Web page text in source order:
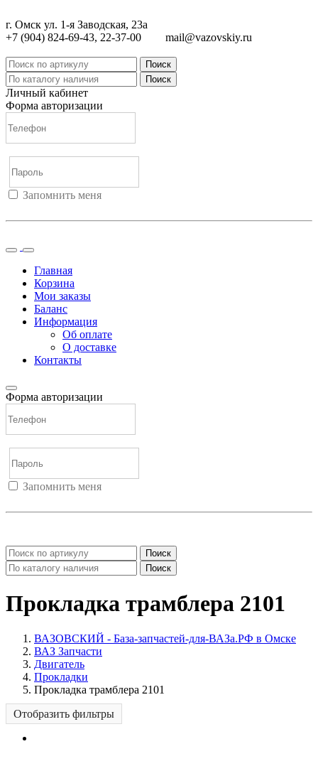
г. Омск ул. 1-я Заводская, 23а
+7 (904) 824-69-43, 22-37-00
mail@vazovskiy.ru
Поиск
Поиск
Личный кабинет
Форма авторизации
Запомнить меня
Главная
Корзина
Мои заказы
Баланс
Информация
Об оплате
О доставке
Контакты
Форма авторизации
Запомнить меня
Поиск
Поиск
Прокладка трамблера 2101
ВАЗОВСКИЙ - База-запчастей-для-ВАЗа.РФ в Омске
ВАЗ Запчасти
Двигатель
Прокладки
Прокладка трамблера 2101
Отобразить фильтры